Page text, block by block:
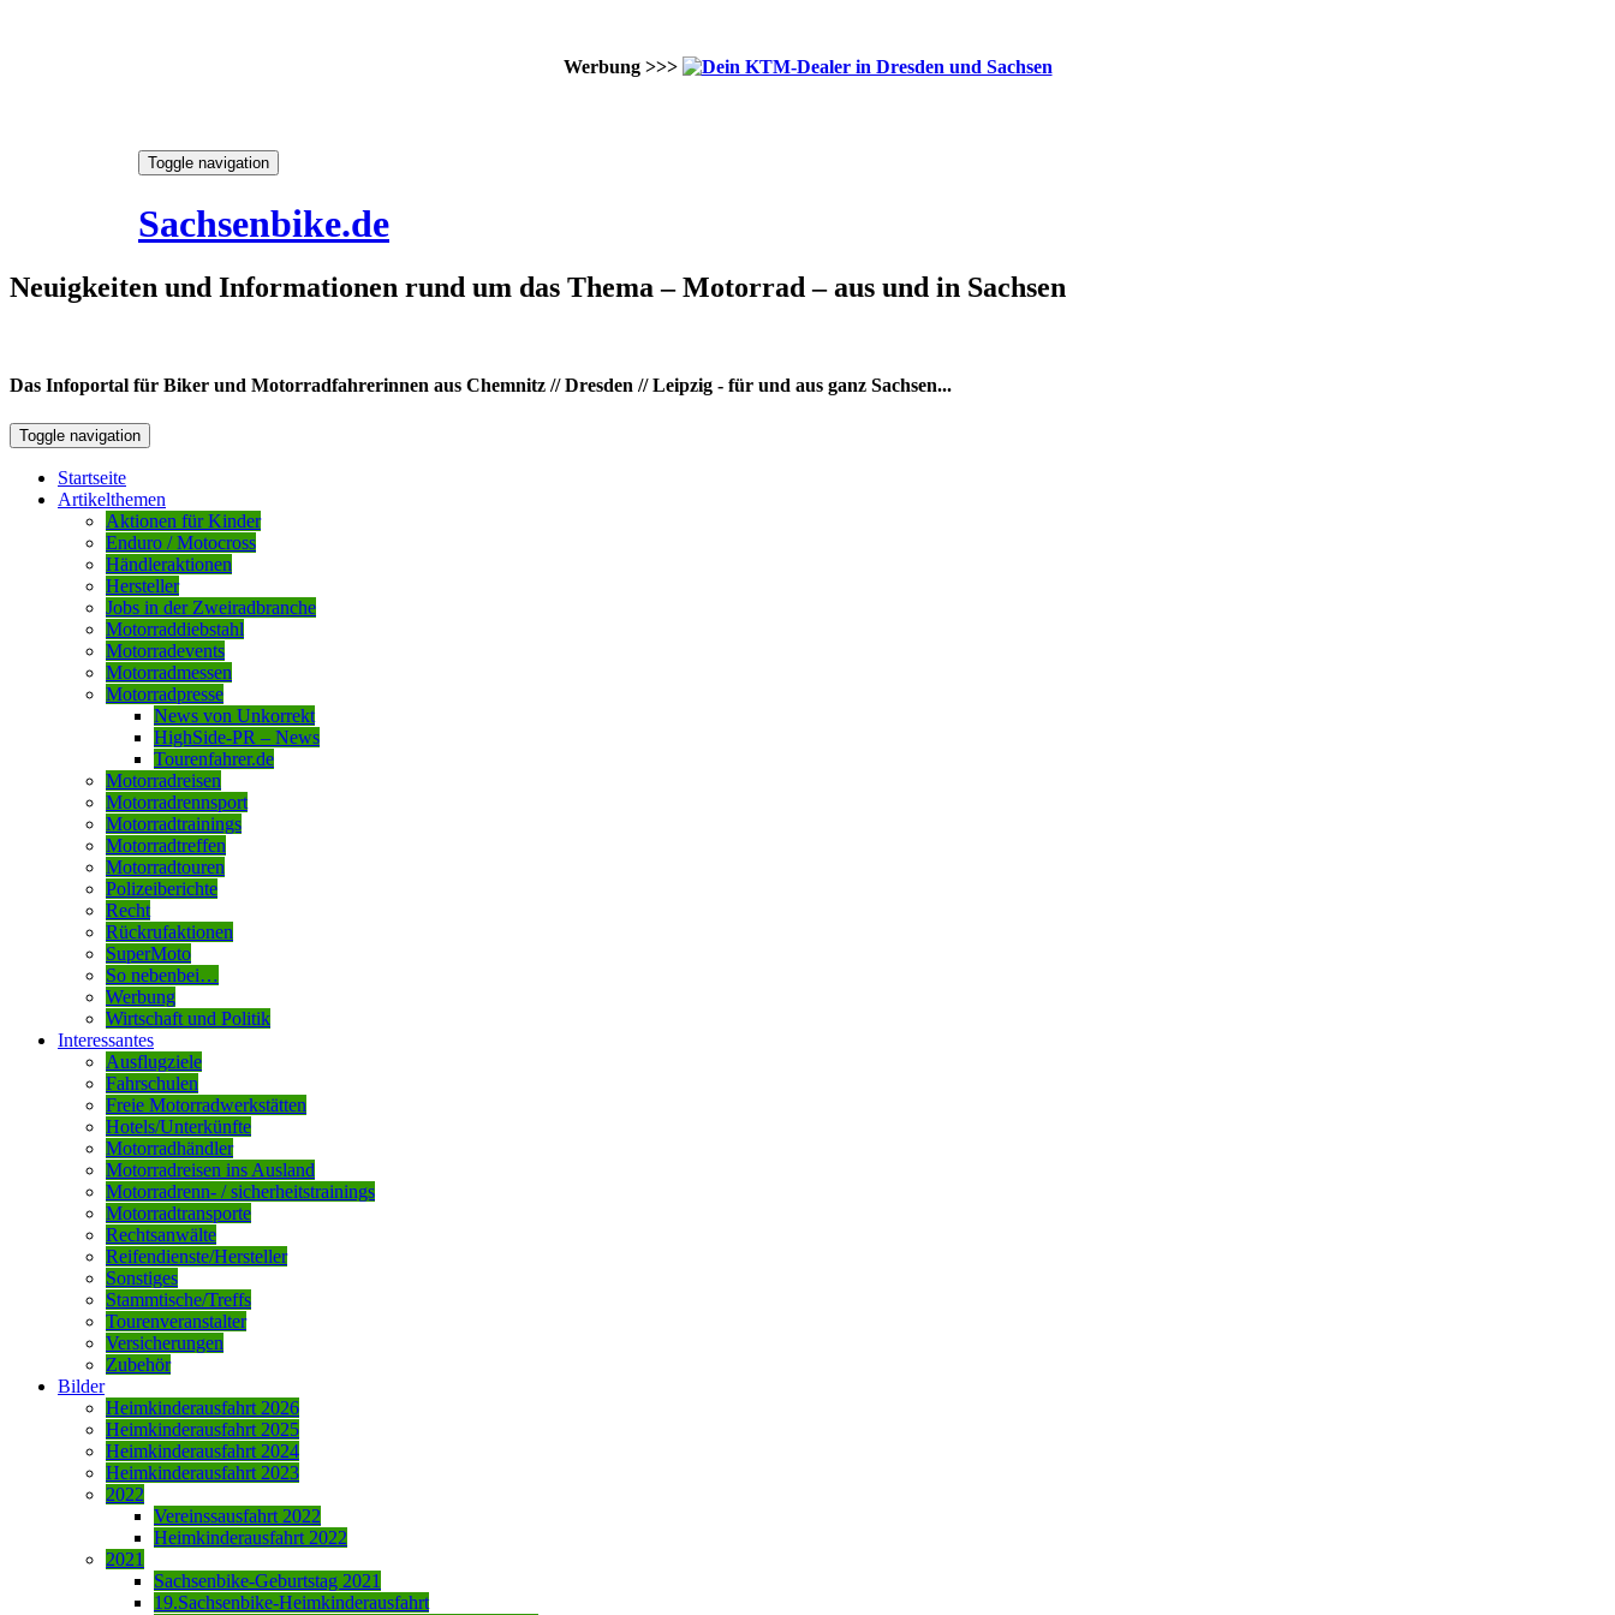
Werbung >>>
Toggle navigation
Sachsenbike.de
Neuigkeiten und Informationen rund um das Thema – Motorrad – aus und in Sachsen
Das Infoportal für Biker und Motorradfahrerinnen aus Chemnitz // Dresden // Leipzig - für und aus ganz Sachsen...
Toggle navigation
Startseite
Artikelthemen
Aktionen für Kinder
Enduro / Motocross
Händleraktionen
Hersteller
Jobs in der Zweiradbranche
Motorraddiebstahl
Motorradevents
Motorradmessen
Motorradpresse
News von Unkorrekt
HighSide-PR – News
Tourenfahrer.de
Motorradreisen
Motorradrennsport
Motorradtrainings
Motorradtreffen
Motorradtouren
Polizeiberichte
Recht
Rückrufaktionen
SuperMoto
So nebenbei…
Werbung
Wirtschaft und Politik
Interessantes
Ausflugziele
Fahrschulen
Freie Motorradwerkstätten
Hotels/Unterkünfte
Motorradhändler
Motorradreisen ins Ausland
Motorradrenn- / sicherheitstrainings
Motorradtransporte
Rechtsanwälte
Reifendienste/Hersteller
Sonstiges
Stammtische/Treffs
Tourenveranstalter
Versicherungen
Zubehör
Bilder
Heimkinderausfahrt 2026
Heimkinderausfahrt 2025
Heimkinderausfahrt 2024
Heimkinderausfahrt 2023
2022
Vereinssausfahrt 2022
Heimkinderausfahrt 2022
2021
Sachsenbike-Geburtstag 2021
19.Sachsenbike-Heimkinderausfahrt